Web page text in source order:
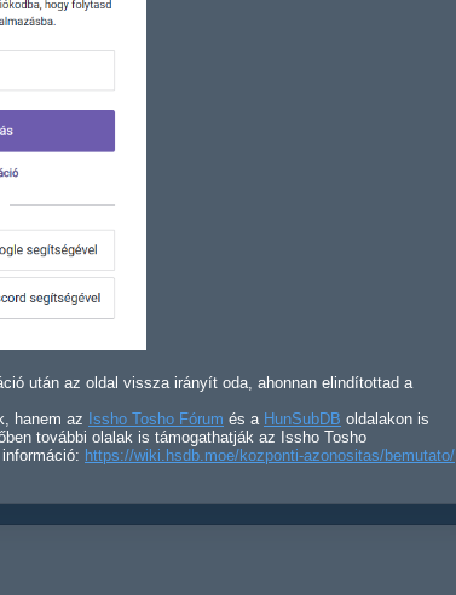
után az oldal vissza irányít oda, ahonnan elindítottad a
hanem az
Issho Tosho Fórum és a HunSubDB oldalakon is
további olalak is támogathatják az Issho Tosho
https://wiki.hsdb.moe/kozponti-azonositas/bemutato/